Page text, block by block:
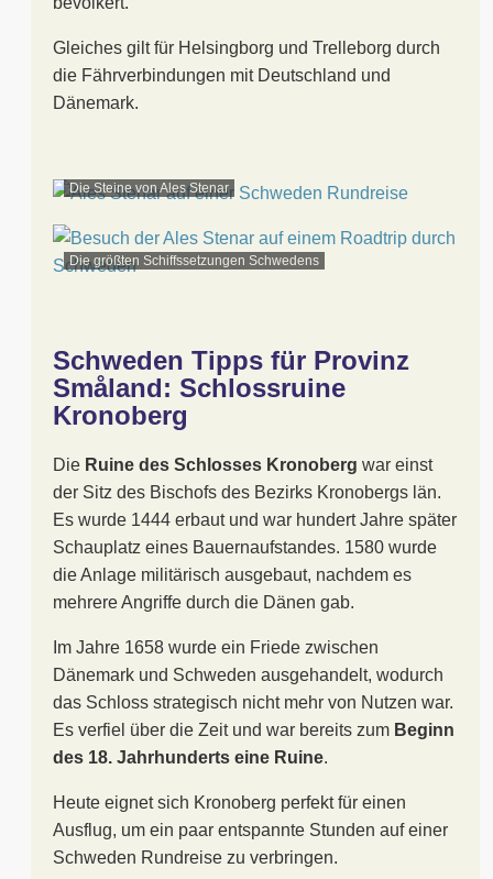
Gleiches gilt für Helsingborg und Trelleborg durch
die Fährverbindungen mit Deutschland und
Dänemark.
Die Steine von Ales Stenar
Die größten Schiffssetzungen Schwedens
Schweden Tipps für Provinz
Småland: Schlossruine
Kronoberg
Die Ruine des Schlosses Kronoberg war einst
der Sitz des Bischofs des Bezirks Kronobergs län.
Es wurde 1444 erbaut und war hundert Jahre später
Schauplatz eines Bauernaufstandes. 1580 wurde
die Anlage militärisch ausgebaut, nachdem es
mehrere Angriffe durch die Dänen gab.
Im Jahre 1658 wurde ein Friede zwischen
Dänemark und Schweden ausgehandelt, wodurch
das Schloss strategisch nicht mehr von Nutzen war.
Es verfiel über die Zeit und war bereits zum Beginn
des 18. Jahrhunderts eine Ruine.
Heute eignet sich Kronoberg perfekt für einen
Ausflug, um ein paar entspannte Stunden auf einer
Schweden Rundreise zu verbringen.